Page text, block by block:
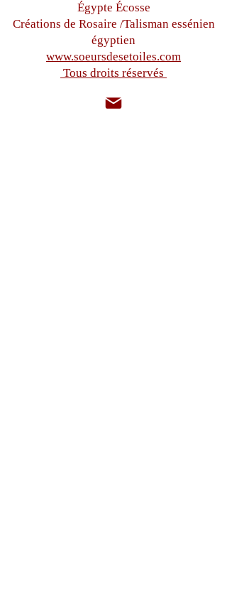
Égypte Écosse
Créations de Rosaire /Talisman essénien
égyptien
www.soeursdesetoiles.com
Tous droits réservés